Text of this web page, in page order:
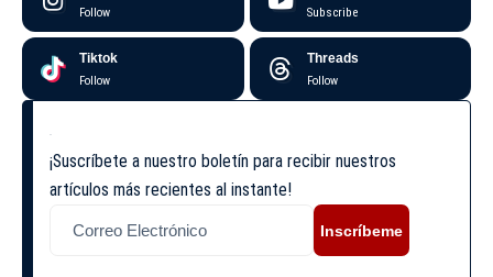
Follow Subscribe
Tiktok
Follow
Threads
Follow
¡Suscríbete a nuestro boletín para recibir nuestros
artículos más recientes al instante!
Inscríbeme